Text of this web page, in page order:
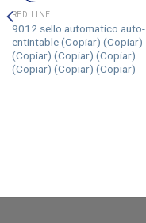
RED LINE
9012 sello automatico auto-
entintable (Copiar) (Copiar)
(Copiar) (Copiar) (Copiar)
(Copiar) (Copiar) (Copiar)